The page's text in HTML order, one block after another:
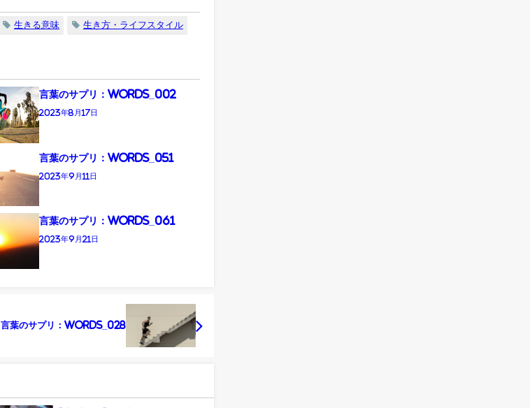
生きる意味 生き方・ライフスタイル
言葉のサプリ：Words_002
2023年8月17日
言葉のサプリ：Words_051
2023年9月11日
言葉のサプリ：Words_061
2023年9月21日
言葉のサプリ：Words_028